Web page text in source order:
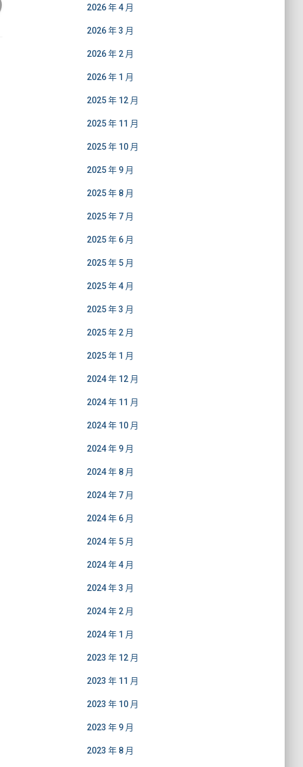
2026 年 4 月
2026 年 3 月
2026 年 2 月
2026 年 1 月
2025 年 12 月
2025 年 11 月
2025 年 10 月
2025 年 9 月
2025 年 8 月
2025 年 7 月
2025 年 6 月
2025 年 5 月
2025 年 4 月
2025 年 3 月
2025 年 2 月
2025 年 1 月
2024 年 12 月
2024 年 11 月
2024 年 10 月
2024 年 9 月
2024 年 8 月
2024 年 7 月
2024 年 6 月
2024 年 5 月
2024 年 4 月
2024 年 3 月
2024 年 2 月
2024 年 1 月
2023 年 12 月
2023 年 11 月
2023 年 10 月
2023 年 9 月
2023 年 8 月